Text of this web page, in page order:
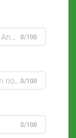
0/100
0/100
0/100